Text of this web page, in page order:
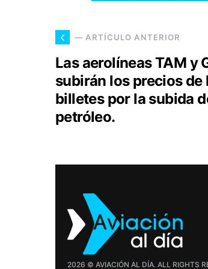
— ARTÍCULO ANTERIOR
Las aerolíneas TAM y
subirán los precios de
billetes por la subida
petróleo.
2026 © AVIACIÓN AL DÍA. ALL RIGHTS